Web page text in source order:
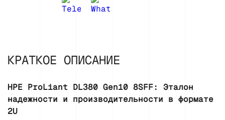
КРАТКОЕ ОПИСАНИЕ
HPE ProLiant DL380 Gen10 8SFF: Эталон
надежности и производительности в формате
2U